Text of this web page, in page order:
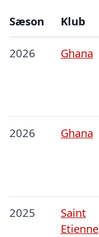
Sæson Klub
2026 Ghana
2026 Ghana
2025
Saint
Etienne